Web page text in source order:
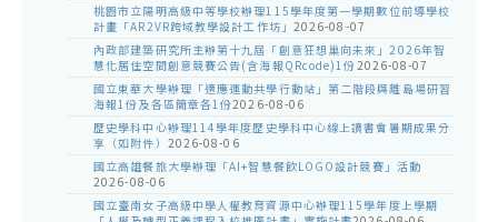
桃園市立陽明高級中等學校辦理115學年度第一學期數位前導學校
計畫「AR2VR跨域教學設計工作坊」 2026-08-07
內政部建築研究所主辦第十九屆「創意狂想巢向未來」2026年智
慧化居住空間創意競賽公告(含海報QRcode)1份2026-08-07
國立東華大學辦理「適應運動共學行動站」第二階段與離島場研習
海報1份及各區簡章各1份2026-08-06
歷史學科中心辦理114學年度歷史學科中心線上讀書會暑期成果分
享（如附件） 2026-08-06
國立高雄餐旅大學辦理「AI+智慧餐飲LOGO設計競賽」活動
2026-08-06
國立臺南女子高級中學人權教育資源中心辦理115學年度上學期